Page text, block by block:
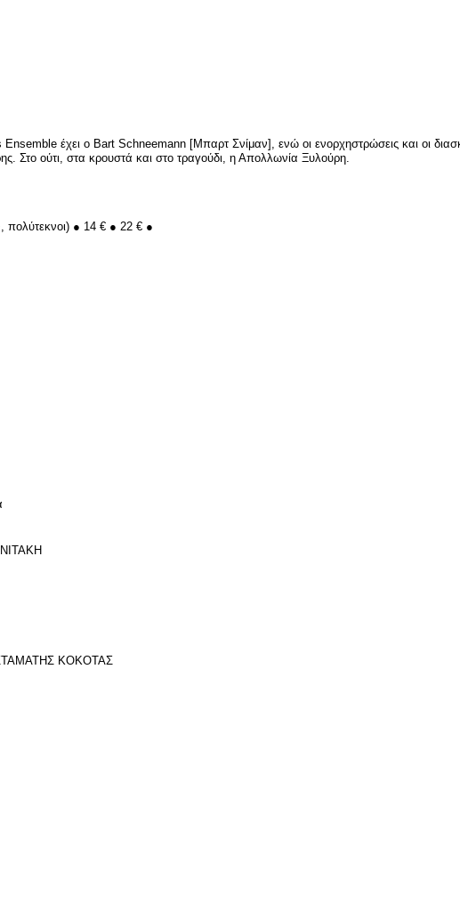
έχει ο Βart Schneemann [Μπαρτ Σνίμαν], ενώ οι ενορχηστρώσεις και οι
Στο ούτι, στα κρουστά και στο τραγούδι, η Απολλωνία Ξυλούρη.
πολύτεκνοι) ● 14 € ● 22 € ●
ΚΟΚΟΤΑΣ